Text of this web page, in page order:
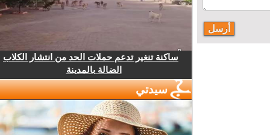
ساكنة تنغير تدعم حملات الحد من انتشار الكلاب
الضالة بالمدينة
سيدتي